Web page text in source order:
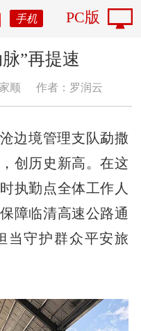
手机 PC版
”再提速
顺 作者：罗润云
边境管理支队勐撒
创历史新高。在这
执勤点全体工作人
障临清高速公路通
当守护群众平安旅